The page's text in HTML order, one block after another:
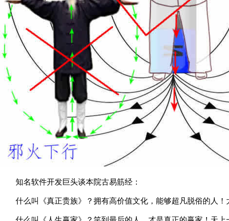
知名软件开发巨头谈本院古易筋经：
什么叫《真正贵族》？拥有高价值文化，能够超凡脱俗的人！